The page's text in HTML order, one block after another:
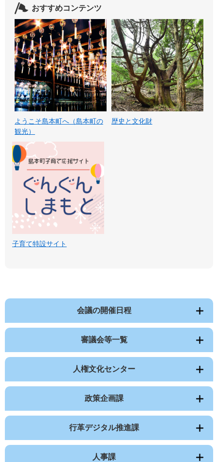
おすすめコンテンツ
ようこそ島本町へ（島本町の
観光）
歴史と文化財
子育て特設サイト
会議の開催日程
審議会等一覧
人権文化センター
政策企画課
行革デジタル推進課
人事課